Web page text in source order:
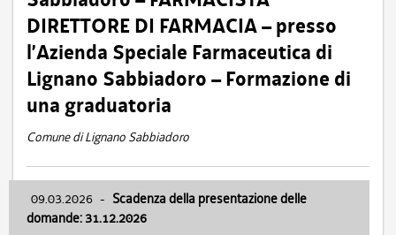
DIRETTORE DI FARMACIA – presso
l’Azienda Speciale Farmaceutica di
Lignano Sabbiadoro – Formazione di
una graduatoria
Comune di Lignano Sabbiadoro
09.03.2026 - Scadenza della presentazione delle
domande: 31.12.2026